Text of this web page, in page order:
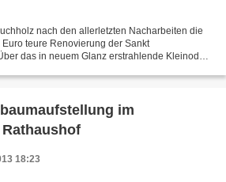
nach den allerletzten Nacharbeiten die
teure Renovierung der Sankt
das in neuem Glanz erstrahlende Kleinod
im
18:23